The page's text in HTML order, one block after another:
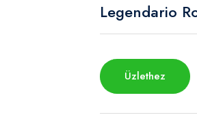
Legendario
Üzlethez